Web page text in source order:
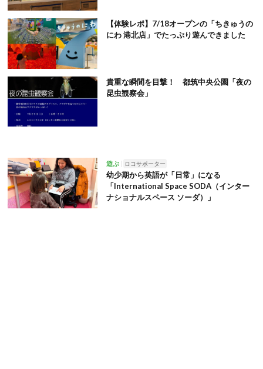
【体験レポ】7/18オープンの「ちきゅうの
にわ 港北店」でたっぷり遊んできました
貴重な瞬間を目撃！ 都筑中央公園「夜の
昆虫観察会」
遊ぶ ロコサポーター
幼少期から英語が「日常」になる
「International Space SODA（インター
ナショナルスペース ソーダ）」